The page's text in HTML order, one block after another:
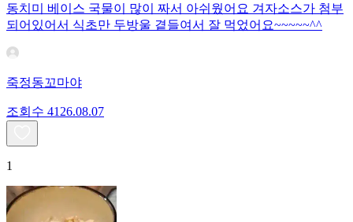
동치미 베이스 국물이 많이 짜서 아쉬웠어요 겨자소스가 첨부
되어있어서 식초만 두방울 곁들여서 잘 먹었어요~~~~~^^
죽정동꼬마야
조회수 41 26.08.07
1